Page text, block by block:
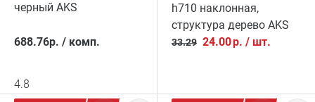
черный AKS
688.76р. / комп.
4.8
h710 наклонная,
структура дерево AKS
33.29 24.00р. / шт.